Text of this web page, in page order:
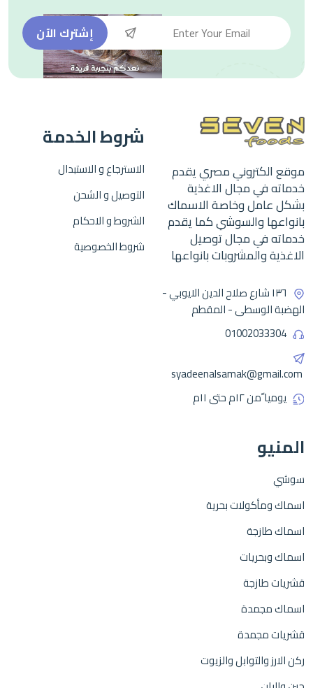
إشترك الآن
موقع الكتروني مصري يقدم
خدماته في مجال الاغذية
بشكل عامل وخاصة الاسماك
بانواعها والسوشي كما يقدم
خدماته في مجال توصيل
الاغذية والمشروبات بانواعها
١٣٦ شارع صلاح الدين الايوبي -
الهضبة الوسطى - المقطم
01002033304
syadeenalsamak@gmail.com
يوميا ًمن ١٢م حتى ١١م
شروط الخدمة
الاسترجاع و الاستبدال
التوصيل و الشحن
الشروط و الاحكام
شروط الخصوصية
المنيو
سوشي
اسماك ومأكولات بحرية
اسماك طازجة
اسماك وبحريات
قشريات طازجة
اسماك مجمدة
قشريات مجمدة
ركن الارز والتوابل والزيوت